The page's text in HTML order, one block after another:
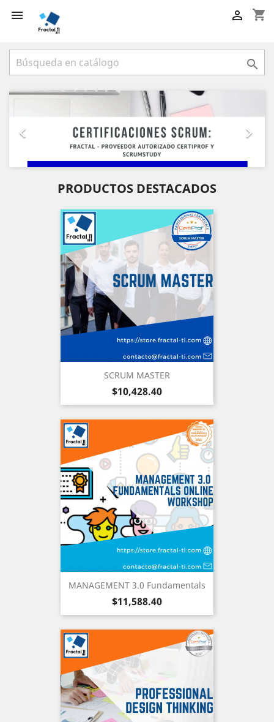
 shopping_cart



Anterior

PRODUCTOS DESTACADOS
SCRUM MASTER
Precio
$10,428.40
MANAGEMENT 3.0 Fundamentals
Precio
$11,588.40